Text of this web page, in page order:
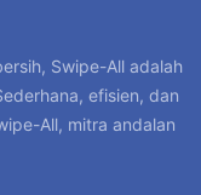
Swipe-All adalah
efisien, dan
All, mitra andalan